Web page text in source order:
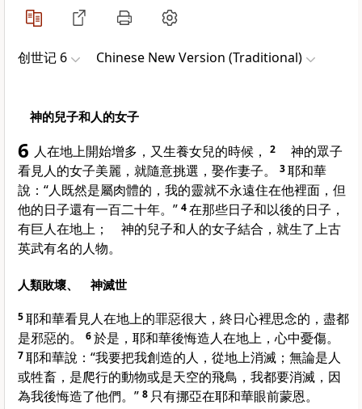
创世记 6 Chinese New Version (Traditional)
神的兒子和人的女子
6 人在地上開始增多，又生養女兒的時候， 2
神的眾子
看見人的女子美麗，就隨意挑選，娶作妻子。
3耶和華
說：“人既然是屬肉體的，我的靈就不永遠住在他裡面，但
他的日子還有一百二十年。” 4在那些日子和以後的日子，
有巨人在地上； 神的兒子和人的女子結合，就生了上古
英武有名的人物。
人類敗壞、 神滅世
5耶和華看見人在地上的罪惡很大，終日心裡思念的，盡都
是邪惡的。
6於是，耶和華後悔造人在地上，心中憂傷。
7耶和華說：“我要把我創造的人，從地上消滅；無論是人
或牲畜，是爬行的動物或是天空的飛鳥，我都要消滅，因
為我後悔造了他們。” 8 只有挪亞在耶和華眼前蒙恩。